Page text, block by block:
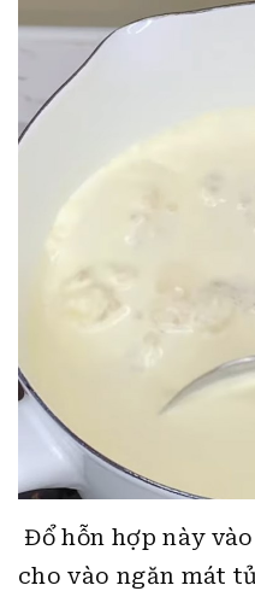
Đổ hỗn hợp này
cho vào ngăn mát